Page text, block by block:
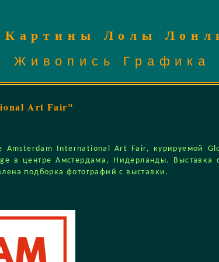
Картины Лолы
Живопись Графика
Art Fair"
Amsterdam International Art Fair, курируемой
в центре Амстердама, Нидерланды. Выставка
подборка фотографий с выставки.